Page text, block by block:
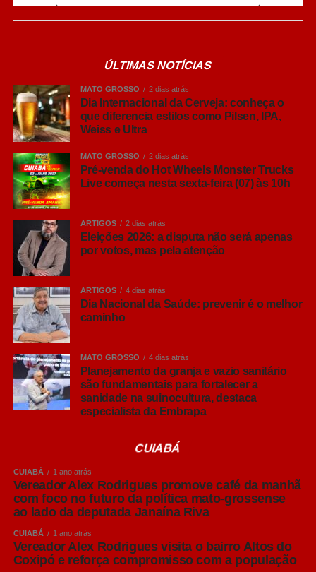
consumo. Embora nomes como Pilsen, Lager, IPA, Weiss
e Ultra façam parte do vocabulário de muitos brasileiros,
ainda há dúvidas sobre o que realmente diferencia cada
um deles. Fermentação, intensidade dos aromas, corpo,
amargor e até origem dos estilos ajudam a explicar por
que cada cerveja oferece uma experiência diferente.
“Hoje o brasileiro quer conhecer mais sobre aquilo que
consome. Entender por que uma cerveja tem determinado
aroma, o que muda entre uma Pilsen e uma IPA ou
descobrir como a fermentação influencia o resultado final
e torna a experiência muito mais interessante. Não existe
um estilo melhor que outro, sempre tem aquele que
combina mais com o gosto do consumidor e com cada
ocasião”, comenta Ana Paula Nicolino, especialista em
análise sensorial do Grupo Petrópolis.
Antes de conhecer os principais estilos, vale entender
que grande parte das cervejas comerciais são
classificadas em duas grandes famílias: Lager e Ale.
cervejas Lager utilizam leveduras que trabalham em
temperaturas mais baixas, em um processo conhecido
como baixa fermentação, que resulta em bebidas
normalmente mais leves, refrescantes e de sabor
equilibrado.
Já as cervejas Ale utilizam o processo de alta
fermentação, realizada em temperaturas mais elevadas.
ÚLTIMAS NOTÍCIAS
MATO GROSSO 2 dias atrás
Dia Internacional da Cerveja: conheça o
que diferencia estilos como Pilsen, IPA,
Weiss e Ultra
MATO GROSSO 2 dias atrás
Pré-venda do Hot Wheels Monster Trucks
Live começa nesta sexta-feira (07) às 10h
ARTIGOS 2 dias atrás
Eleições 2026: a disputa não será apenas
por votos, mas pela atenção
ARTIGOS 4 dias atrás
Dia Nacional da Saúde: prevenir é o melhor
caminho
MATO GROSSO 4 dias atrás
Planejamento da granja e vazio sanitário
são fundamentais para fortalecer a
sanidade na suinocultura, destaca
especialista da Embrapa
CUIABÁ
CUIABÁ 1 ano atrás
Vereador Alex Rodrigues promove café da manhã
com foco no futuro da política mato-grossense
ao lado da deputada Janaína Riva
CUIABÁ 1 ano atrás
Vereador Alex Rodrigues visita o bairro Altos do
Coxipó e reforça compromisso com a população